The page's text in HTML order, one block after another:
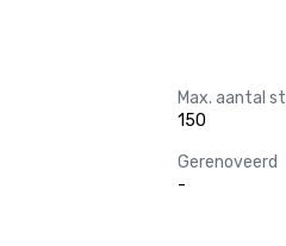
Max. aantal
150
Gerenoveerd
-